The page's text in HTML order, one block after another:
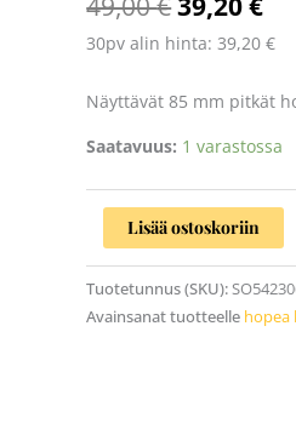
30pv alin hinta:39,20 €
Näyttävät 85 mm pitkät
Saatavuus: 1 varastossa
SO542306
määrä
Lisää ostoskoriin
Tuotetunnus (SKU):
Avainsanat tuotteelle hopea